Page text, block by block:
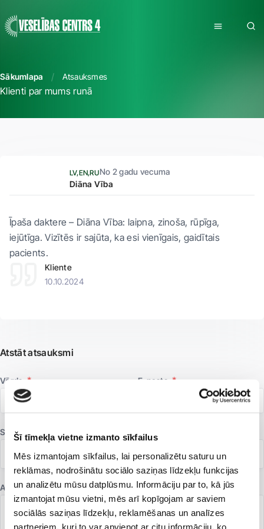
Šī tīmekļa vietne izmanto sīkfailus
Mēs izmantojam sīkfailus, lai personalizētu saturu un
reklāmas, nodrošinātu sociālo saziņas līdzekļu funkcijas
un analizētu mūsu datplūsmu. Informāciju par to, kā jūs
izmantojat mūsu vietni, mēs arī kopīgojam ar saviem
sociālās saziņas līdzekļu, reklamēšanas un analīzes
partneriem, kuri to var apvienot ar citu informāciju, ko
Sākumlapa Atsauksmes
Klienti par mums runā
LV EN RUNo 2 gadu vecuma
Diāna Vība
Īpaša daktere – Diāna Vība: laipna, zinoša, rūpīga,
iejūtīga. Vizītēs ir sajūta, ka esi vienīgais, gaidītais
pacients.
Kliente
10.10.2024
Atstāt atsauksmi
Vārds E-pasts
Speciālists Filiāle
Atsauksme